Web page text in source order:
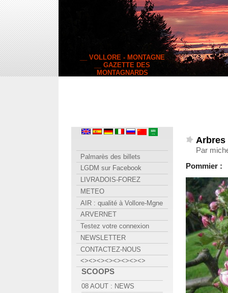
__ VOLLORE - MONTAGNE
__ GAZETTE DES
MONTAGNARDS
Arbres
Par
Pommier :
Palmarès des billets
LGDM sur Facebook
LIVRADOIS-FOREZ
METEO
AIR : qualité à Vollore-Mgne
ARVERNET
Testez votre connexion
NEWSLETTER
CONTACTEZ-NOUS
<><><><><><><><>
SCOOPS
08 AOUT : NEWS